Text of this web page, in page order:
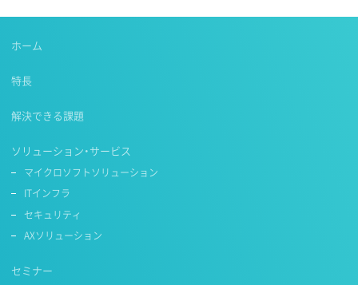
ホーム
特長
解決できる課題
ソリューション・サービス
マイクロソフトソリューション
ITインフラ
セキュリティ
AXソリューション
セミナー